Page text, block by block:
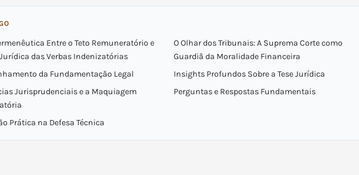
Entre o Teto Remuneratório e
das Verbas Indenizatórias
da Fundamentação Legal
Jurisprudenciais e a Maquiagem
Prática na Defesa Técnica
O Olhar dos Tribunais: A Suprema Corte como
Guardiã da Moralidade Financeira
Insights Profundos Sobre a Tese Jurídica
Perguntas e Respostas Fundamentais